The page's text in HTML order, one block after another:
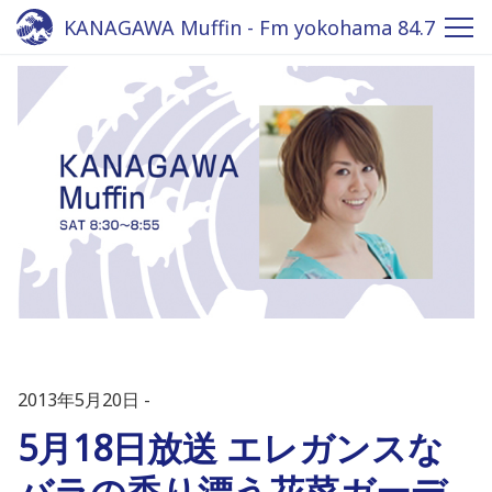
KANAGAWA Muffin - Fm yokohama 84.7
2013年5月20日
5月18日放送 エレガンスな